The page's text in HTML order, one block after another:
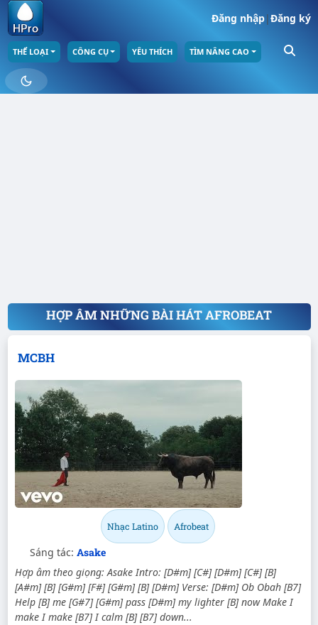
Đăng nhập|Đăng ký
THỂ LOẠI CÔNG CỤ YÊU THÍCH TÌM NÂNG CAO
HỢP ÂM NHỮNG BÀI HÁT AFROBEAT
MCBH
Nhạc Latino Afrobeat
Sáng tác: Asake
Hợp âm theo giọng: Asake Intro: [D#m] [C#] [D#m] [C#] [B]
[A#m] [B] [G#m] [F#] [G#m] [B] [D#m] Verse: [D#m] Ob Obah [B7]
Help [B] me [G#7] [G#m] pass [D#m] my lighter [B] now Make I
make I make [B7] I calm [B] [B7] down...